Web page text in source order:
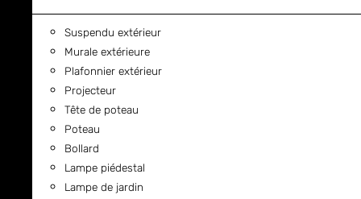
Suspendu extérieur
Murale extérieure
Plafonnier extérieur
Projecteur
Tête de poteau
Poteau
Bollard
Lampe piédestal
Lampe de jardin